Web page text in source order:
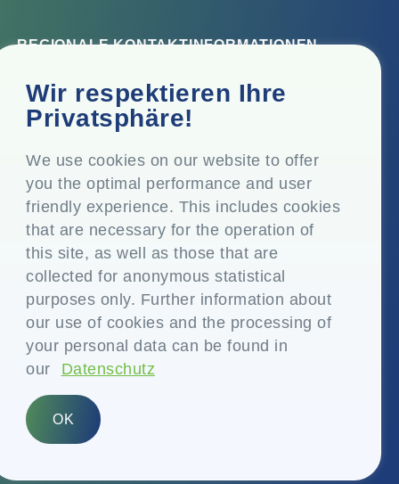
Wir respektieren Ihre
Privatsphäre!
We use cookies on our website to offer
you the optimal performance and user
friendly experience. This includes cookies
that are necessary for the operation of
this site, as well as those that are
collected for anonymous statistical
purposes only. Further information about
our use of cookies and the processing of
your personal data can be found in
our
Datenschutz
OK
REGIONALE KONTAKTINFORMATIONEN
Firmensitz
Top Floor, Times Tower, Kamala City, Senapati Bapat
Marg, Lower Parel, Mumbai - 400 013, Maharashtra,
Eingetragener Sitz
P.O. Vasind, Taluka Shahapur, Dist. Thane - 421 604,
Maharashtra Indien
+91-22-24819000
info@eplglobal.com
German
Copyright © 2026- EPL Limited